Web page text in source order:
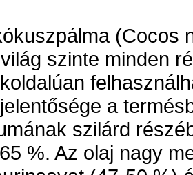
(Cocos
szinte minden
a
szilárd
%. Az olaj nagy